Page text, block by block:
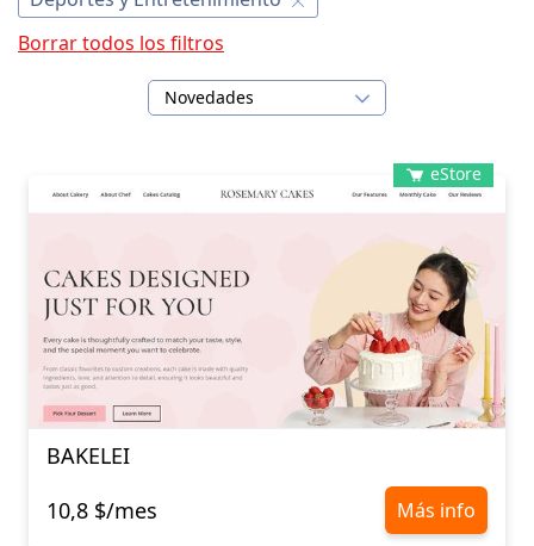
Borrar todos los filtros
Novedades
eStore
BAKELEI
10,8 $/mes
Más info